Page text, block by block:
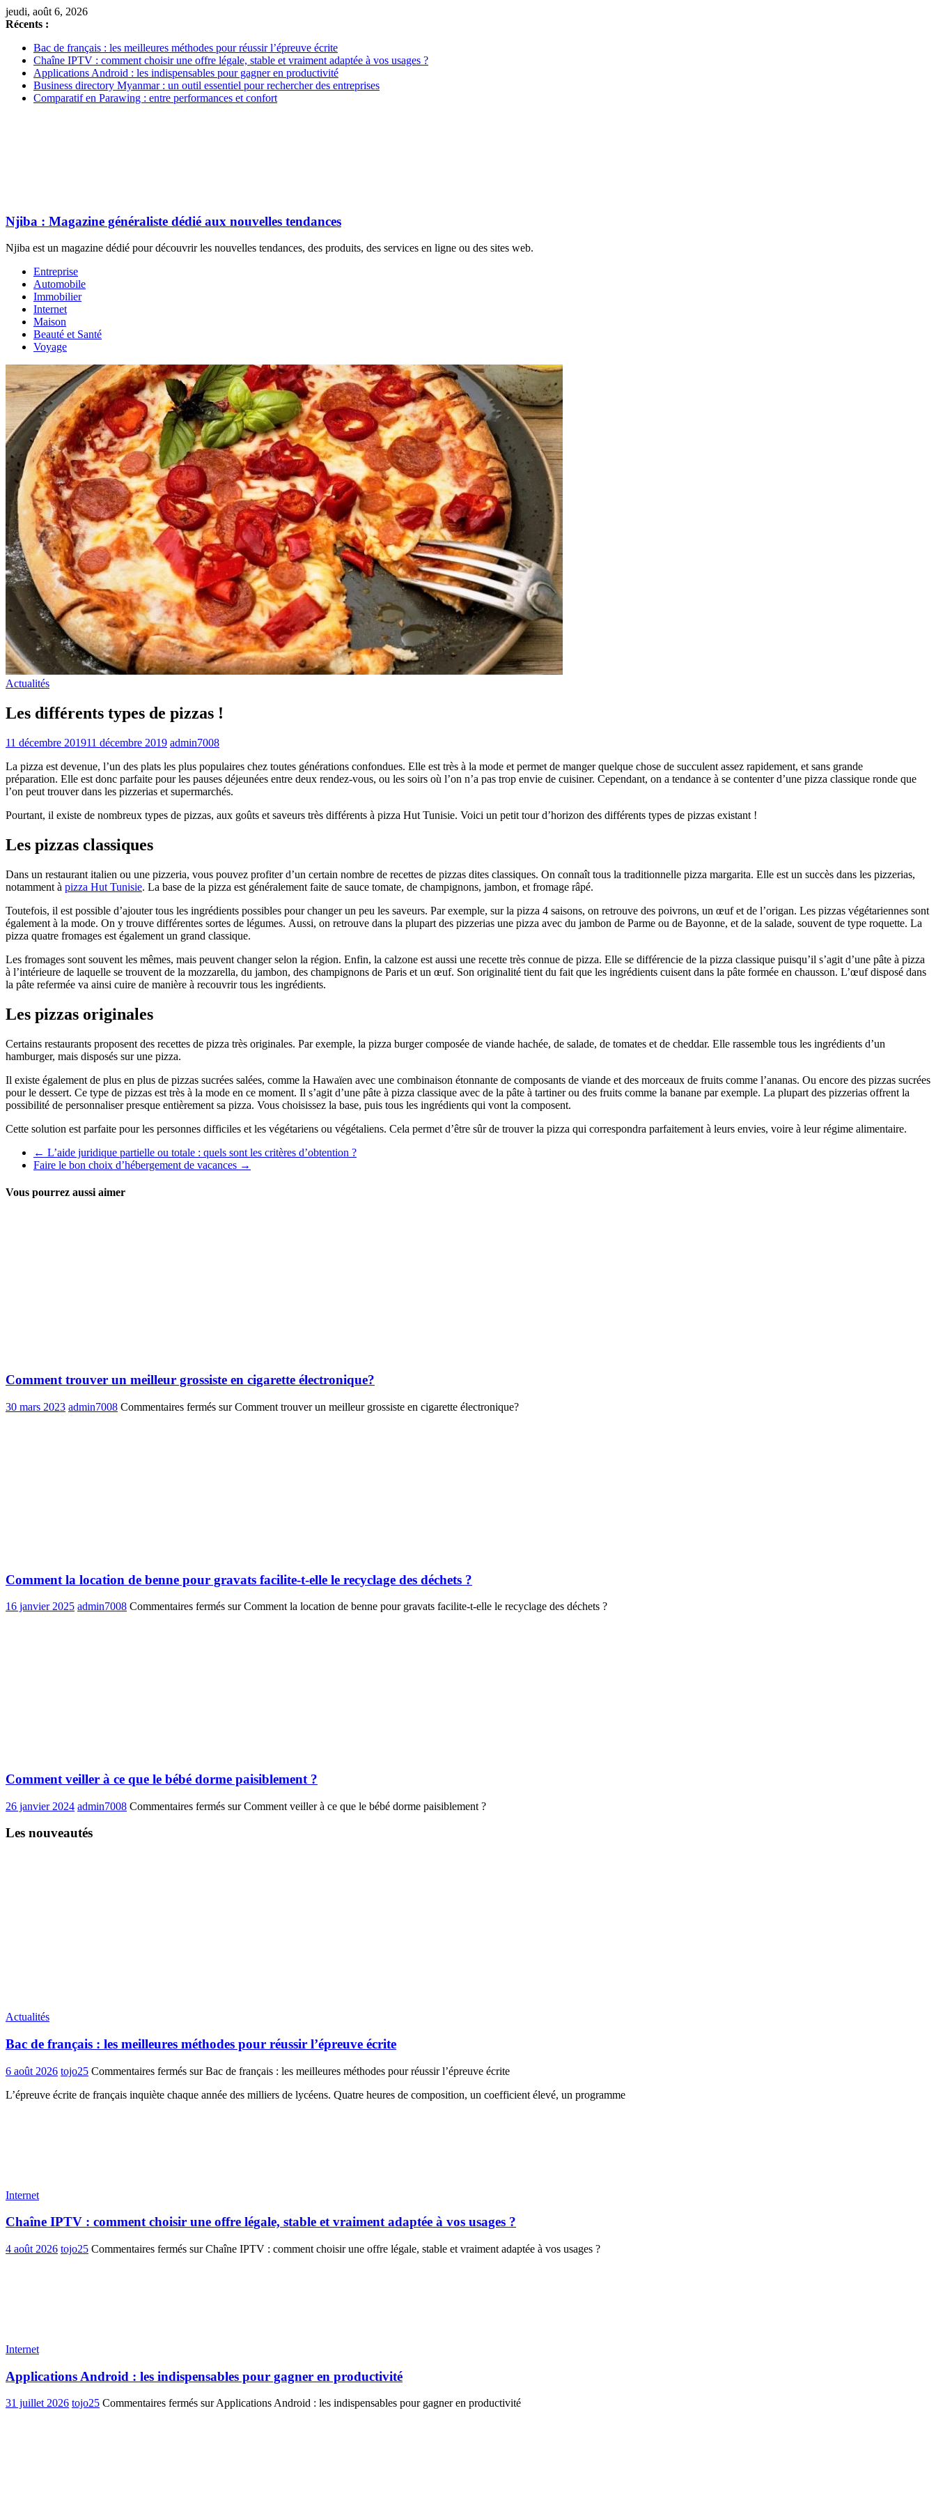
jeudi, août 6, 2026
Récents :
Bac de français : les meilleures méthodes pour réussir l’épreuve écrite
Chaîne IPTV : comment choisir une offre légale, stable et vraiment adaptée à vos usages ?
Applications Android : les indispensables pour gagner en productivité
Business directory Myanmar : un outil essentiel pour rechercher des entreprises
Comparatif en Parawing : entre performances et confort
Njiba : Magazine généraliste dédié aux nouvelles tendances
Njiba est un magazine dédié pour découvrir les nouvelles tendances, des produits, des services en ligne ou des sites web.
Entreprise
Automobile
Immobilier
Internet
Maison
Beauté et Santé
Voyage
Actualités
Les différents types de pizzas !
11 décembre 201911 décembre 2019 admin7008
La pizza est devenue, l’un des plats les plus populaires chez toutes générations confondues. Elle est très à la mode et permet de manger quelque chose de succulent assez rapidement, et sans grande
préparation. Elle est donc parfaite pour les pauses déjeunées entre deux rendez-vous, ou les soirs où l’on n’a pas trop envie de cuisiner. Cependant, on a tendance à se contenter d’une pizza classique ronde que
l’on peut trouver dans les pizzerias et supermarchés.
Pourtant, il existe de nombreux types de pizzas, aux goûts et saveurs très différents à pizza Hut Tunisie. Voici un petit tour d’horizon des différents types de pizzas existant !
Les pizzas classiques
Dans un restaurant italien ou une pizzeria, vous pouvez profiter d’un certain nombre de recettes de pizzas dites classiques. On connaît tous la traditionnelle pizza margarita. Elle est un succès dans les pizzerias,
notamment à pizza Hut Tunisie. La base de la pizza est généralement faite de sauce tomate, de champignons, jambon, et fromage râpé.
Toutefois, il est possible d’ajouter tous les ingrédients possibles pour changer un peu les saveurs. Par exemple, sur la pizza 4 saisons, on retrouve des poivrons, un œuf et de l’origan. Les pizzas végétariennes sont
également à la mode. On y trouve différentes sortes de légumes. Aussi, on retrouve dans la plupart des pizzerias une pizza avec du jambon de Parme ou de Bayonne, et de la salade, souvent de type roquette. La
pizza quatre fromages est également un grand classique.
Les fromages sont souvent les mêmes, mais peuvent changer selon la région. Enfin, la calzone est aussi une recette très connue de pizza. Elle se différencie de la pizza classique puisqu’il s’agit d’une pâte à pizza
à l’intérieure de laquelle se trouvent de la mozzarella, du jambon, des champignons de Paris et un œuf. Son originalité tient du fait que les ingrédients cuisent dans la pâte formée en chausson. L’œuf disposé dans
la pâte refermée va ainsi cuire de manière à recouvrir tous les ingrédients.
Les pizzas originales
Certains restaurants proposent des recettes de pizza très originales. Par exemple, la pizza burger composée de viande hachée, de salade, de tomates et de cheddar. Elle rassemble tous les ingrédients d’un
hamburger, mais disposés sur une pizza.
Il existe également de plus en plus de pizzas sucrées salées, comme la Hawaïen avec une combinaison étonnante de composants de viande et des morceaux de fruits comme l’ananas. Ou encore des pizzas sucrées
pour le dessert. Ce type de pizzas est très à la mode en ce moment. Il s’agit d’une pâte à pizza classique avec de la pâte à tartiner ou des fruits comme la banane par exemple. La plupart des pizzerias offrent la
possibilité de personnaliser presque entièrement sa pizza. Vous choisissez la base, puis tous les ingrédients qui vont la composent.
Cette solution est parfaite pour les personnes difficiles et les végétariens ou végétaliens. Cela permet d’être sûr de trouver la pizza qui correspondra parfaitement à leurs envies, voire à leur régime alimentaire.
← L’aide juridique partielle ou totale : quels sont les critères d’obtention ?
Faire le bon choix d’hébergement de vacances →
Vous pourrez aussi aimer
Comment trouver un meilleur grossiste en cigarette électronique?
30 mars 2023 admin7008 Commentaires fermés sur Comment trouver un meilleur grossiste en cigarette électronique?
Comment la location de benne pour gravats facilite-t-elle le recyclage des déchets ?
16 janvier 2025 admin7008 Commentaires fermés sur Comment la location de benne pour gravats facilite-t-elle le recyclage des déchets ?
Comment veiller à ce que le bébé dorme paisiblement ?
26 janvier 2024 admin7008 Commentaires fermés sur Comment veiller à ce que le bébé dorme paisiblement ?
Les nouveautés
Actualités
Bac de français : les meilleures méthodes pour réussir l’épreuve écrite
6 août 2026 tojo25 Commentaires fermés sur Bac de français : les meilleures méthodes pour réussir l’épreuve écrite
L’épreuve écrite de français inquiète chaque année des milliers de lycéens. Quatre heures de composition, un coefficient élevé, un programme
Internet
Chaîne IPTV : comment choisir une offre légale, stable et vraiment adaptée à vos usages ?
4 août 2026 tojo25 Commentaires fermés sur Chaîne IPTV : comment choisir une offre légale, stable et vraiment adaptée à vos usages ?
Internet
Applications Android : les indispensables pour gagner en productivité
31 juillet 2026 tojo25 Commentaires fermés sur Applications Android : les indispensables pour gagner en productivité